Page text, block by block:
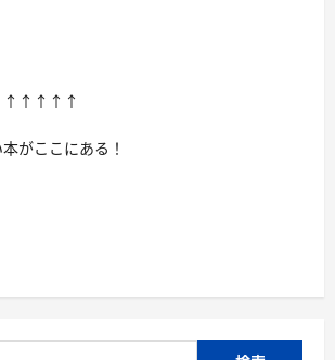
セ
ッ
割
完
外・
旅
がここにある！